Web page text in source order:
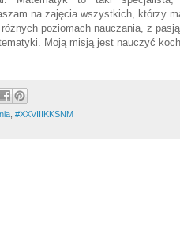
na zajęcia wszystkich, którzy
poziomach nauczania, z
Moją misją jest nauczyć
, #XXVIIIKKSNM